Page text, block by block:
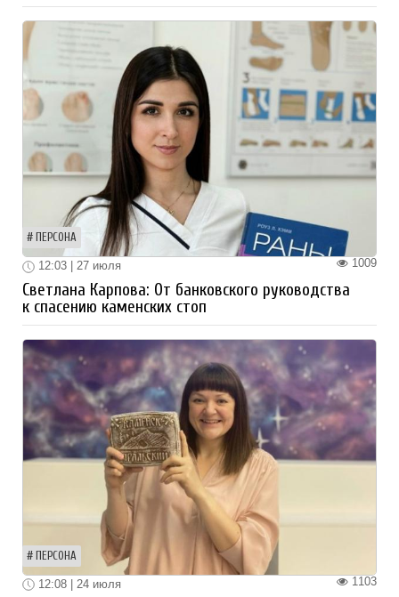
ПЕРСОНА
1009
12:03 | 27 июля
Светлана Карпова: От банковского руководства
к спасению каменских стоп
ПЕРСОНА
1103
12:08 | 24 июля